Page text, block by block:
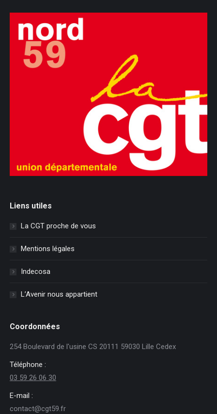
Liens utiles
La CGT proche de vous
Mentions légales
Indecosa
L’Avenir nous appartient
Coordonnées
254 Boulevard de l'usine CS 20111 59030 Lille Cedex
Téléphone :
03 59 26 06 30
E-mail :
contact@cgt59.fr